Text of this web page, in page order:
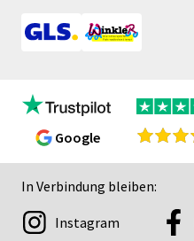
Google
In Verbindung bleiben:
Instagram